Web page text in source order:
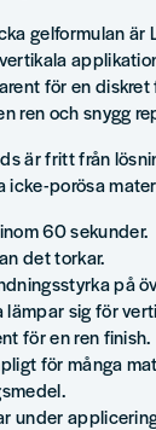
gelformulan
för en
ren och snygg
är fritt från
porösa
60 sekunder.
det torkar.
på
lämpar sig för
för en ren finish.
för många
under